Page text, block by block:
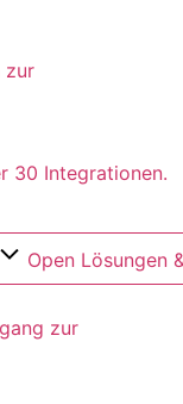
zur
30 Integrationen.
Open Lösungen
zur